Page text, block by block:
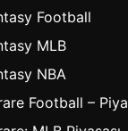
Football
MLB
NBA
Football –